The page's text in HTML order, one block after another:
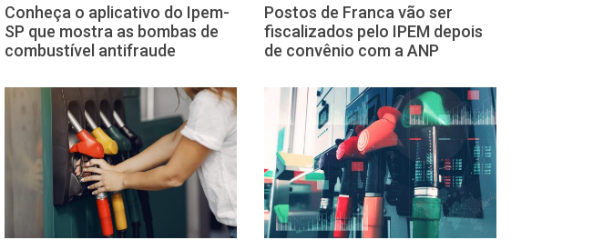
Conheça o aplicativo do Ipem-
SP que mostra as bombas de
combustível antifraude
Postos de Franca vão ser
fiscalizados pelo IPEM depois
de convênio com a ANP